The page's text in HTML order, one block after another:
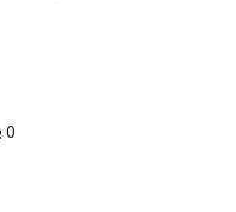
0